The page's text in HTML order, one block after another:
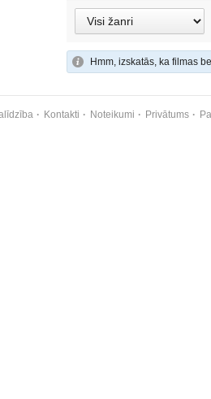
Hmm, izskatās, ka filmas
Kontakti Noteikumi Privātums